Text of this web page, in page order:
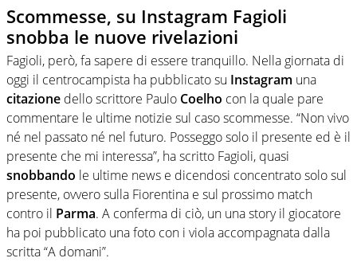
Scommesse, su Instagram Fagioli
snobba le nuove rivelazioni
Fagioli, però, fa sapere di essere tranquillo. Nella giornata di
oggi il centrocampista ha pubblicato su Instagram una
citazione dello scrittore Paulo Coelho con la quale pare
commentare le ultime notizie sul caso scommesse. “Non vivo
né nel passato né nel futuro. Posseggo solo il presente ed è il
presente che mi interessa”, ha scritto Fagioli, quasi
snobbando le ultime news e dicendosi concentrato solo sul
presente, ovvero sulla Fiorentina e sul prossimo match
contro il Parma. A conferma di ciò, un una story il giocatore
ha poi pubblicato una foto con i viola accompagnata dalla
scritta “A domani”.